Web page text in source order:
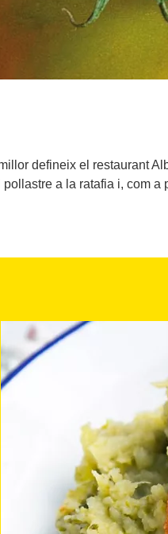
defineix el restaurant
a la ratafia i, com a